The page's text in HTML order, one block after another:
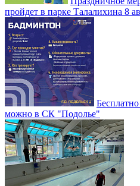
пройдет в парке Талалихина 8
можно в СК "Подолье"